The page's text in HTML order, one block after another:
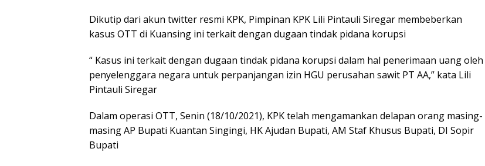
Dikutip dari akun twitter resmi KPK, Pimpinan KPK Lili Pintauli Siregar membeberkan
kasus OTT di Kuansing ini terkait dengan dugaan tindak pidana korupsi
“ Kasus ini terkait dengan dugaan tindak pidana korupsi dalam hal penerimaan uang oleh
penyelenggara negara untuk perpanjangan izin HGU perusahan sawit PT AA,” kata Lili
Pintauli Siregar
Dalam operasi OTT, Senin (18/10/2021), KPK telah mengamankan delapan orang masing-
masing AP Bupati Kuantan Singingi, HK Ajudan Bupati, AM Staf Khusus Bupati, DI Sopir
Bupati